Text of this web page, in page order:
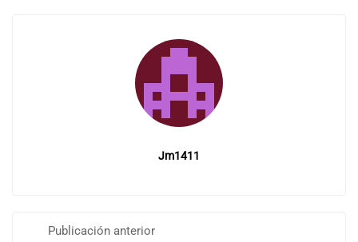
Jm1411
Publicación anterior